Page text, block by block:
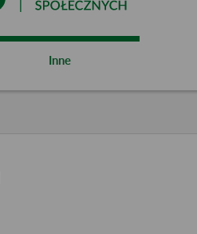
Inne